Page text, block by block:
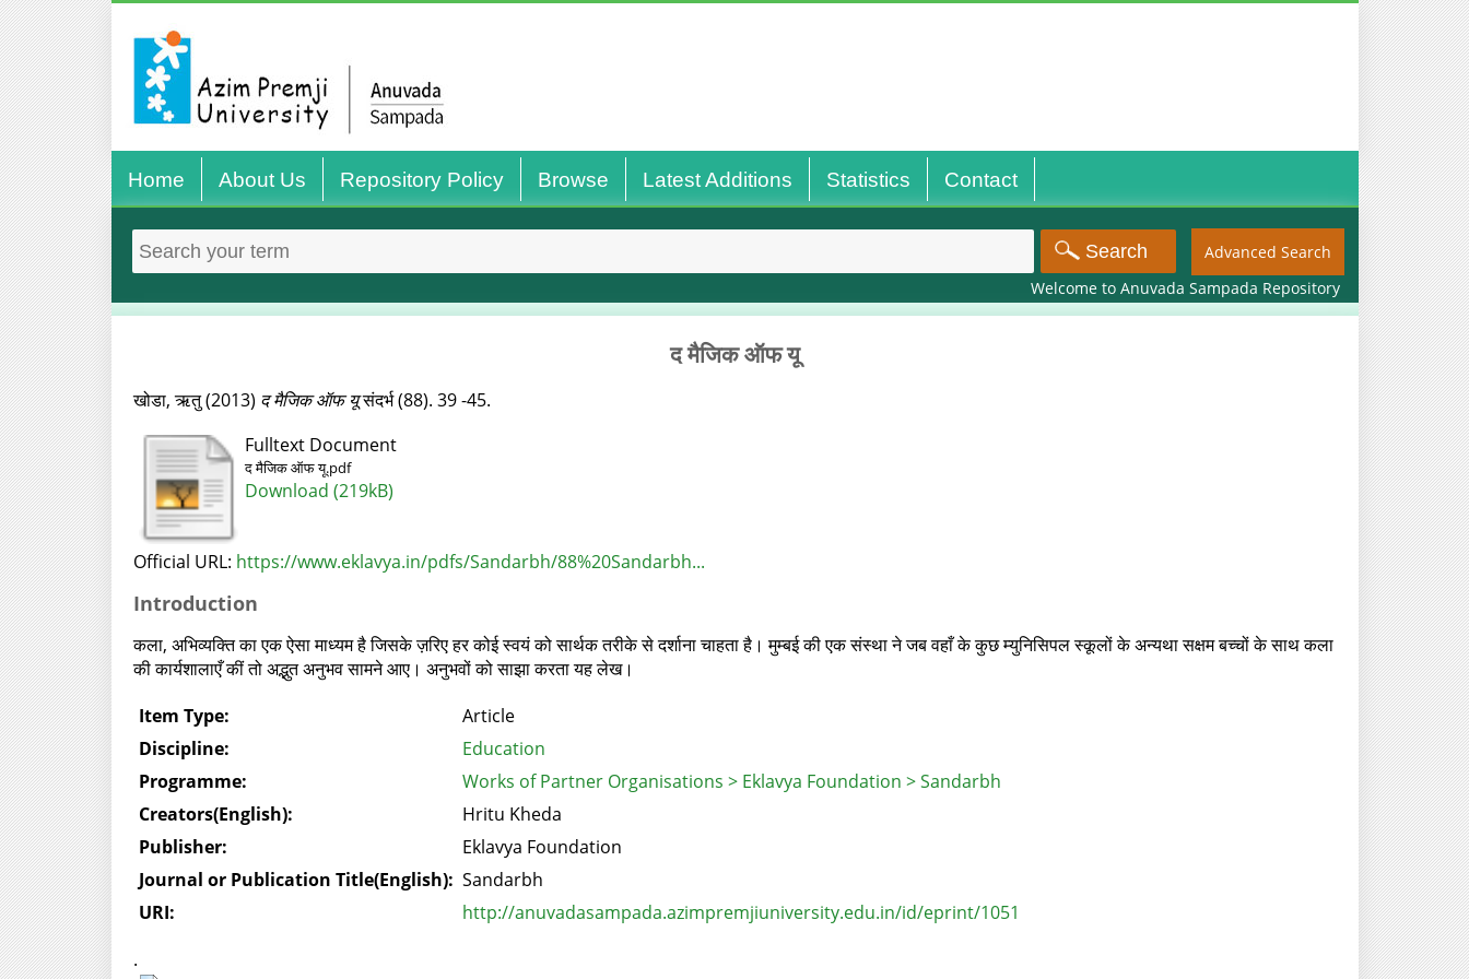
Home About Us Repository Policy Browse Latest Additions Statistics Contact
Advanced Search
Welcome to Anuvada Sampada Repository
द मैजिक ऑफ यू
खोडा, ऋतु(2013) द मैजिक ऑफ यूसंदर्भ (88). 39 -45.
Fulltext Document
द मैजिक ऑफ यू.pdf
Download (219kB)
Official URL: https://www.eklavya.in/pdfs/Sandarbh/88%20Sandarbh...
Introduction
कला, अभिव्यक्ति का एक ऐसा माध्यम है जिसके ज़रिए हर कोई स्वयं को सार्थक तरीके से दर्शाना चाहता है। मुम्बई की एक संस्था ने जब वहाँ के कुछ म्युनिसिपल स्कूलों के अन्यथा सक्षम बच्चों के साथ कला
की कार्यशालाएँ कीं तो अद्भुत अनुभव सामने आए। अनुभवों को साझा करता यह लेख।
Item Type:
Article
Discipline:
Education
Programme:
Works of Partner Organisations > Eklavya Foundation > Sandarbh
Creators(English):
Hritu Kheda
Publisher:
Eklavya Foundation
Journal or Publication Title(English): Sandarbh
URI:
http://anuvadasampada.azimpremjiuniversity.edu.in/id/eprint/1051
.